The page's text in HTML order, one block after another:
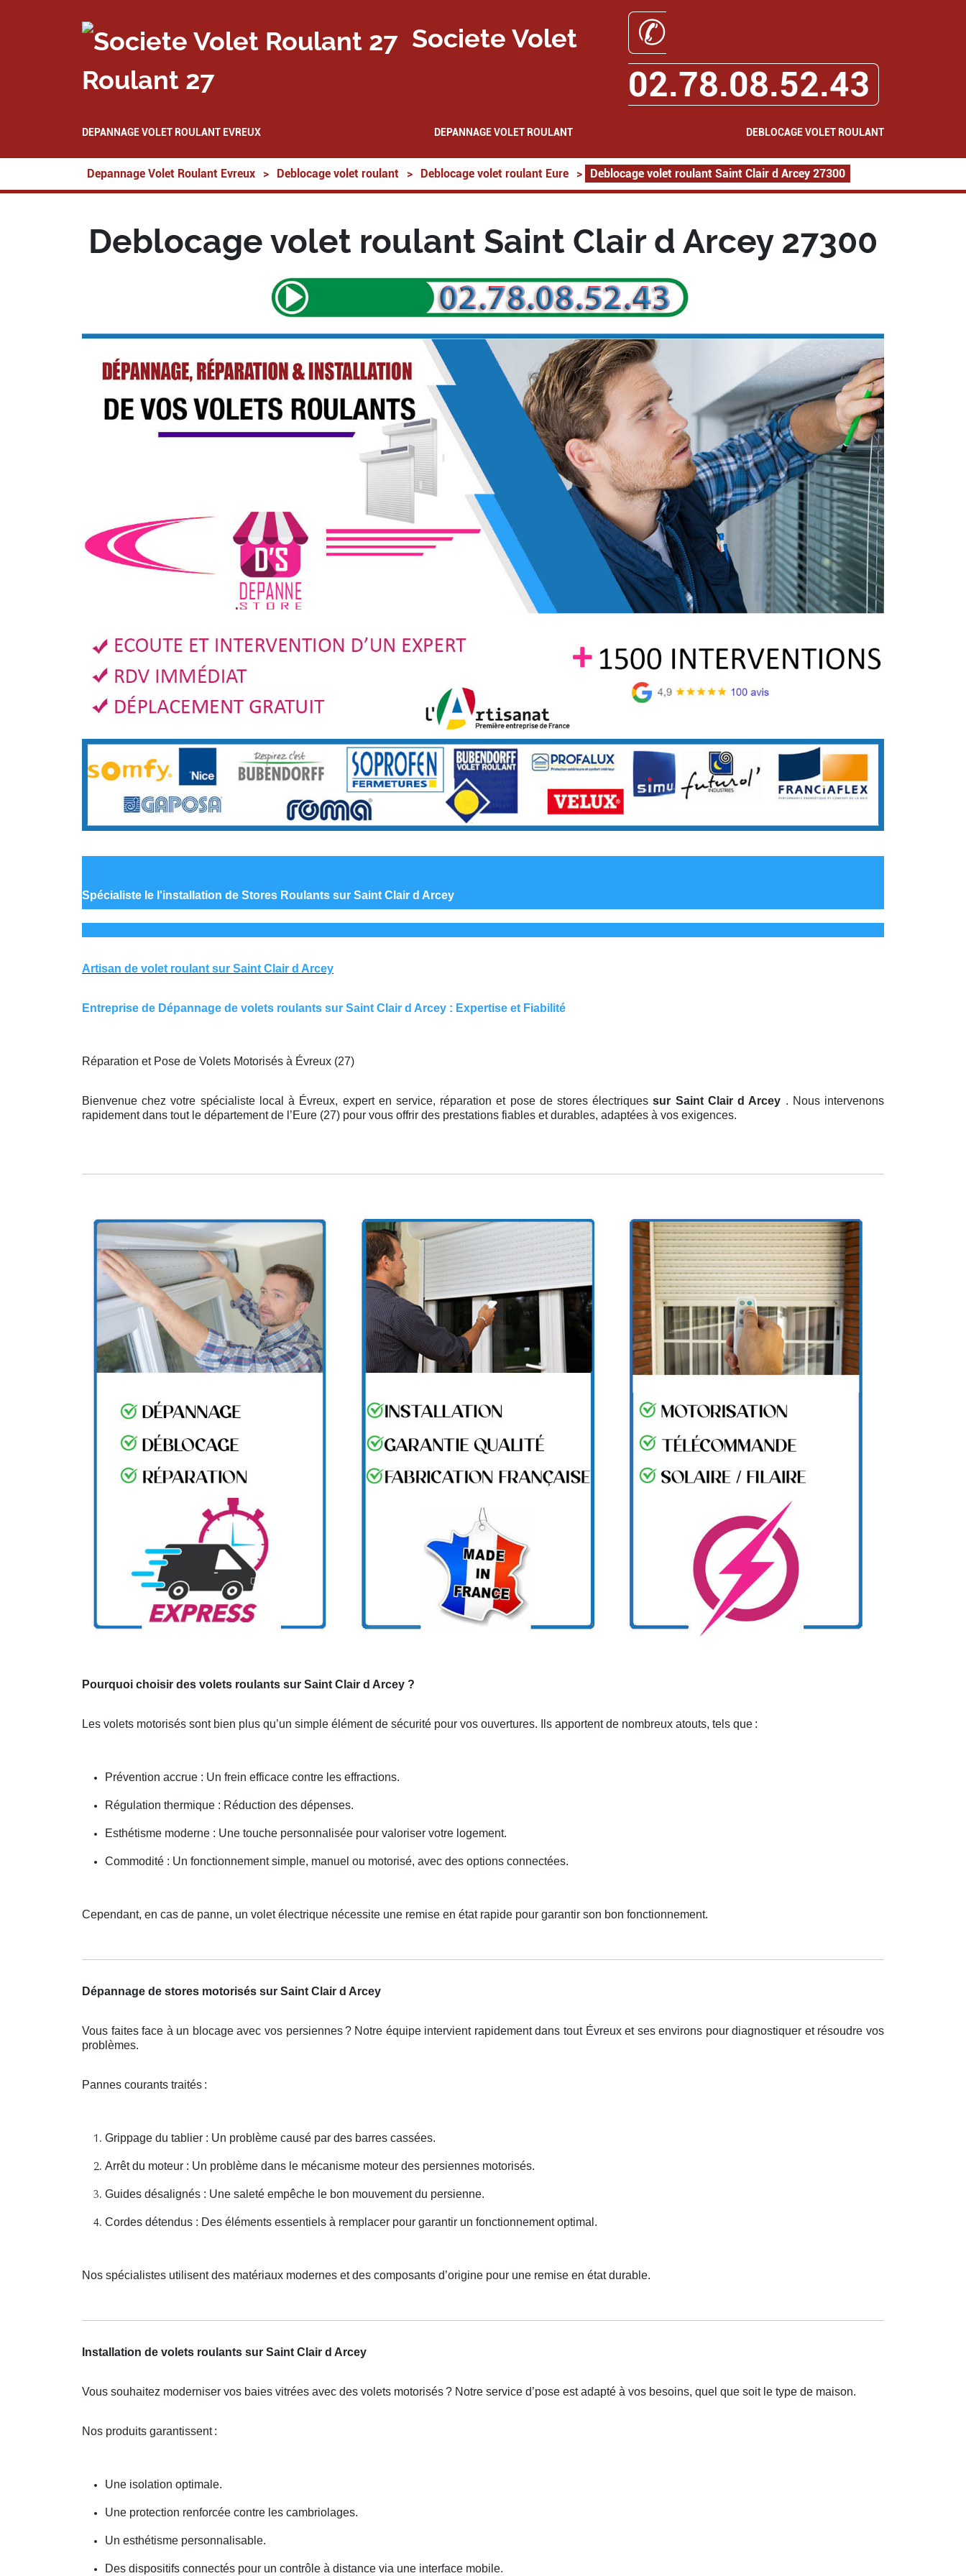
Societe Volet
Roulant 27
✆
02.78.08.52.43
DEPANNAGE VOLET ROULANT EVREUX DEPANNAGE VOLET ROULANT DEBLOCAGE VOLET ROULANT
Depannage Volet Roulant Evreux > Deblocage volet roulant > Deblocage volet roulant Eure > Deblocage volet roulant Saint Clair d Arcey 27300
Deblocage volet roulant Saint Clair d Arcey 27300
Spécialiste le l'installation de Stores Roulants sur Saint Clair d Arcey
Artisan de volet roulant sur Saint Clair d Arcey
Entreprise de Dépannage de volets roulants sur Saint Clair d Arcey : Expertise et Fiabilité
Réparation et Pose de Volets Motorisés à Évreux (27)
Bienvenue chez votre spécialiste local à Évreux, expert en service, réparation et pose de stores électriquessur Saint Clair d Arcey . Nous intervenons
rapidement dans tout le département de l’Eure (27) pour vous offrir des prestations fiables et durables, adaptées à vos exigences.
Pourquoi choisir des volets roulants sur Saint Clair d Arcey ?
Les volets motorisés sont bien plus qu’un simple élément de sécurité pour vos ouvertures. Ils apportent de nombreux atouts, tels que :
Prévention accrue : Un frein efficace contre les effractions.
Régulation thermique : Réduction des dépenses.
Esthétisme moderne : Une touche personnalisée pour valoriser votre logement.
Commodité : Un fonctionnement simple, manuel ou motorisé, avec des options connectées.
Cependant, en cas de panne, un volet électrique nécessite une remise en état rapide pour garantir son bon fonctionnement.
Dépannage de stores motorisés sur Saint Clair d Arcey
Vous faites face à un blocage avec vos persiennes ? Notre équipe intervient rapidement dans tout Évreux et ses environs pour diagnostiquer et résoudre vos
probl èmes.
Pannes courants traités :
Grippage du tablier : Un problème causé par des barres cassées.
Arrêt du moteur : Un problème dans le mécanisme moteur des persiennes motorisés.
Guides désalignés : Une saleté empêche le bon mouvement du persienne.
Cordes détendus : Des éléments essentiels à remplacer pour garantir un fonctionnement optimal.
Nos spécialistes utilisent des matériaux modernes et des composants d’origine pour une remise en état durable.
Installation de volets roulants sur Saint Clair d Arcey
Vous souhaitez moderniser vos baies vitrées avec des volets motorisés? Notre service d’pose est adapté à vos besoins, quel que soit le type de maison.
Nos produits garantissent :
Une isolation optimale.
Une protection renforcée contre les cambriolages.
Un esthétisme personnalisable.
Des dispositifs connectés pour un contrôle à distance via une interface mobile.